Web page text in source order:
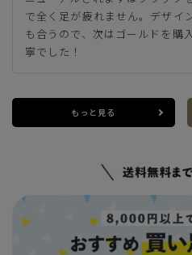
XL(25.0cm)
マルチ
残りわずか
残りわずか
で全く足が疲れません。デザイ
も合うので、次はゴールドを購
寧でした！
もっと見る